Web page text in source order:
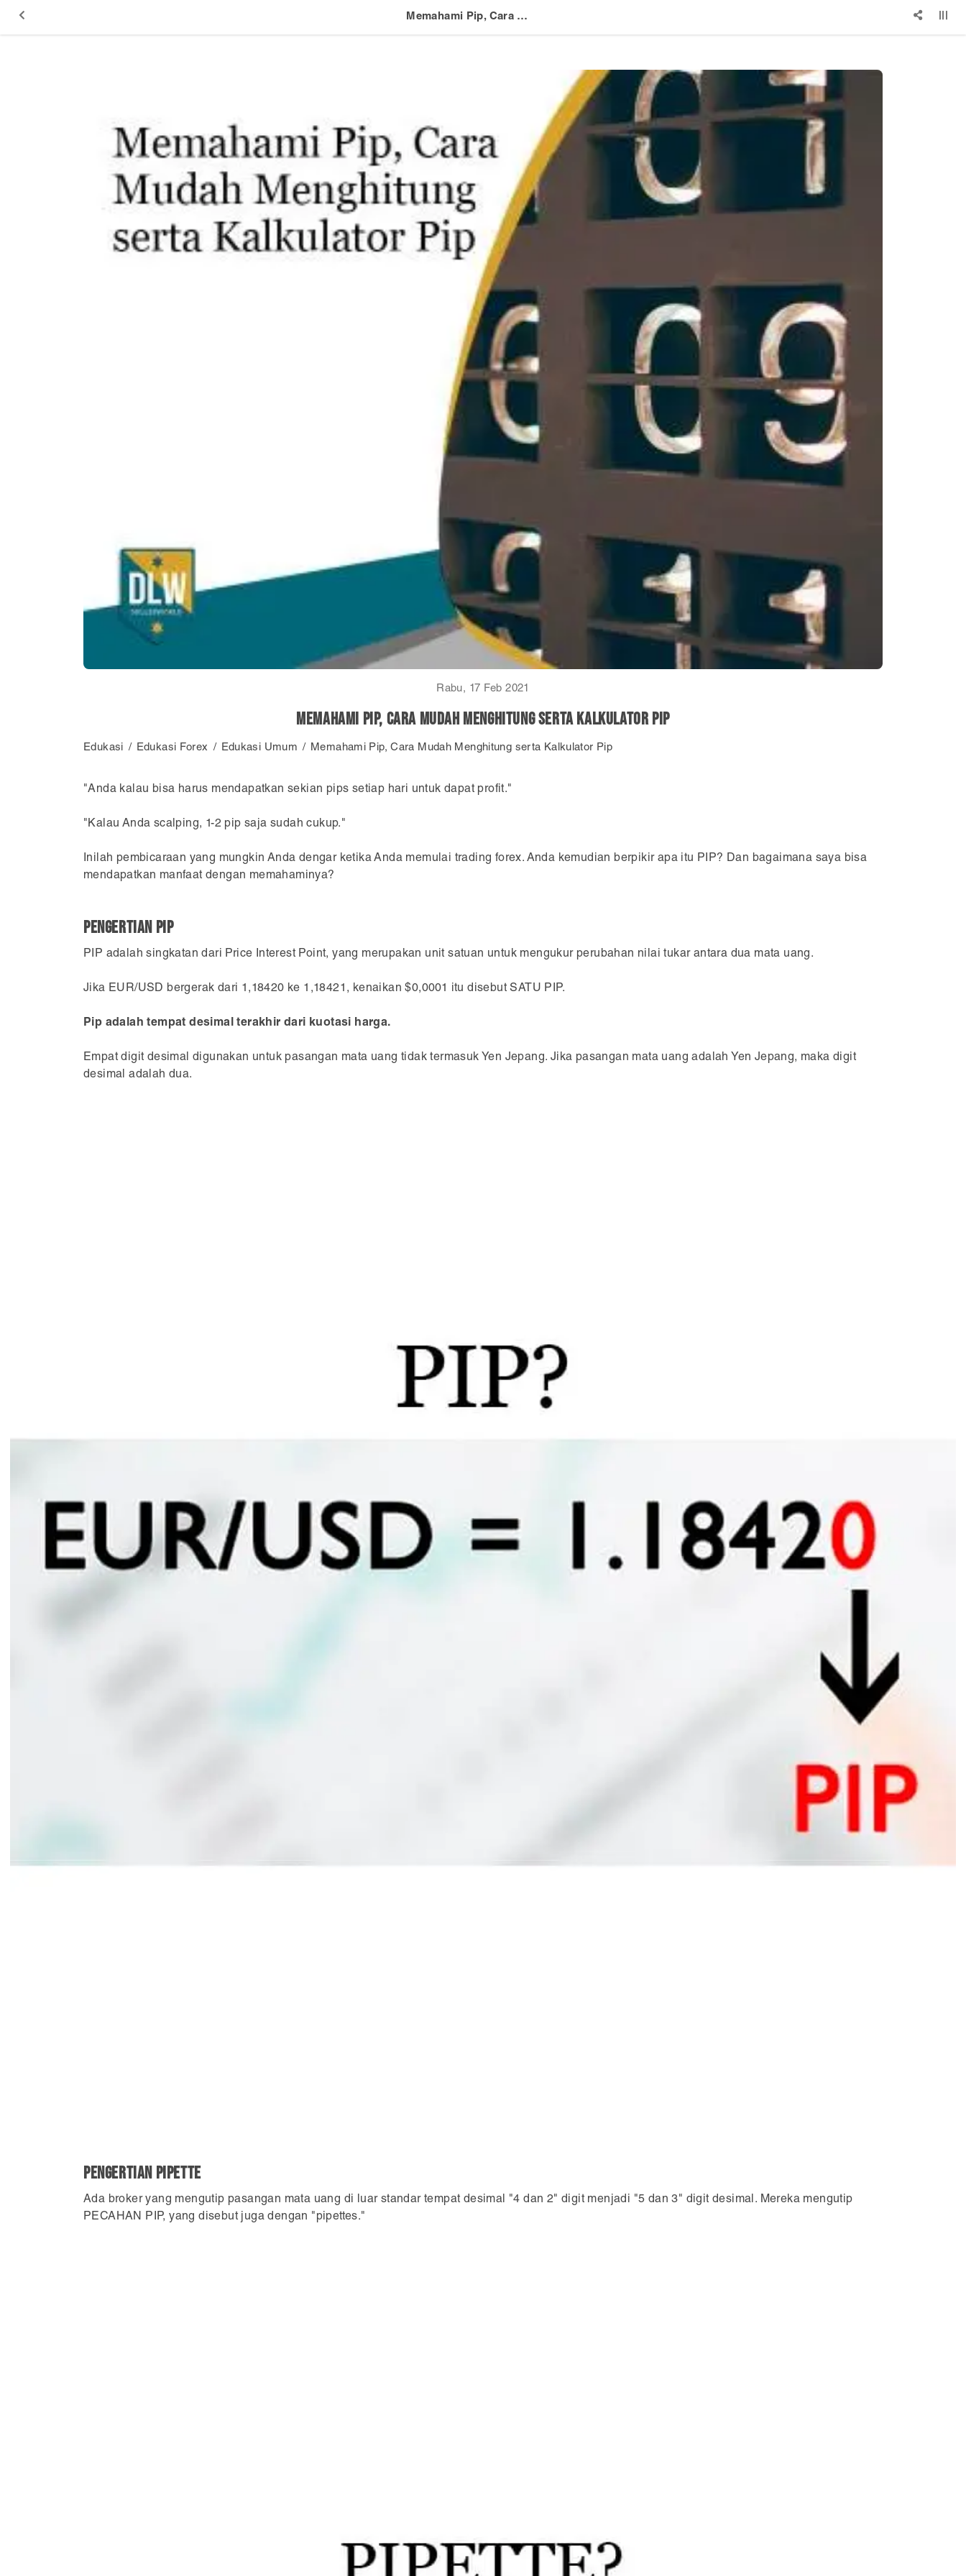
Memahami Pip, Cara Mudah Menghitung serta Kalkulator Pip
Apakah Anda ingin menggunakan Halaman Cepat Hemat
Rabu, 17 Feb 2021
Memahami Pip, Cara Mudah Menghitung serta Kalkulator Pip
Edukasi Edukasi Forex Edukasi Umum Memahami Pip, Cara Mudah Menghitung serta Kalkulator Pip
"Anda kalau bisa harus mendapatkan sekian pips setiap hari untuk dapat profit."
"Kalau Anda scalping, 1-2 pip saja sudah cukup."
Inilah pembicaraan yang mungkin Anda dengar ketika Anda memulai trading forex. Anda kemudian berpikir apa itu PIP? Dan bagaimana saya bisa
mendapatkan manfaat dengan memahaminya?
PENGERTIAN PIP
PIP adalah singkatan dari Price Interest Point, yang merupakan unit satuan untuk mengukur perubahan nilai tukar antara dua mata uang.
Jika EUR/USD bergerak dari 1,18420 ke 1,18421, kenaikan $0,0001 itu disebut SATU PIP.
Pip adalah tempat desimal terakhir dari kuotasi harga.
Empat digit desimal digunakan untuk pasangan mata uang tidak termasuk Yen Jepang. Jika pasangan mata uang adalah Yen Jepang, maka digit
desimal adalah dua.
PENGERTIAN PIPETTE
Ada broker yang mengutip pasangan mata uang di luar standar tempat desimal "4 dan 2" digit menjadi "5 dan 3" digit desimal. Mereka mengutip
PECAHAN PIP, yang disebut juga dengan "pipettes."